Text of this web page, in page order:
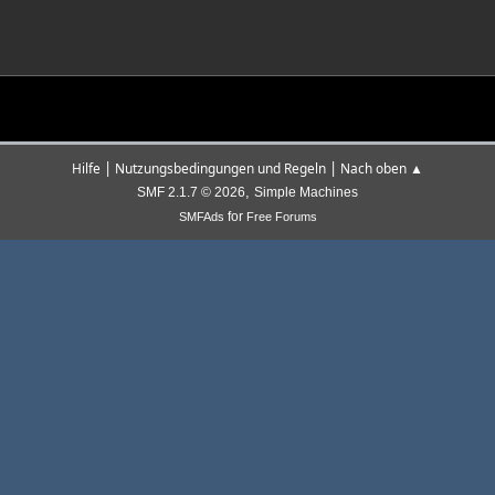
Hilfe | Nutzungsbedingungen und Regeln | Nach oben ▲
SMF 2.1.7 © 2026, Simple Machines
SMFAds for Free Forums